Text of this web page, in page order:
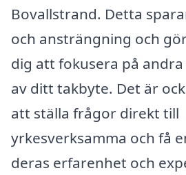
Bovallstrand. Detta
och ansträngning och
dig att fokusera på
av ditt takbyte. Det är
att ställa frågor direkt till
yrkesverksamma och få
deras erfarenhet och